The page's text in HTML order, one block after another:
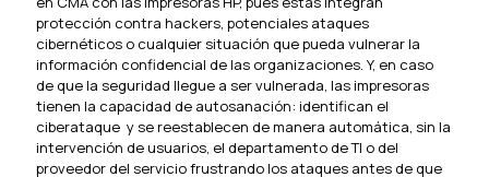
protección contra hackers, potenciales ataques
cibernéticos o cualquier situación que pueda vulnerar la
información confidencial de las organizaciones. Y, en caso
de que la seguridad llegue a ser vulnerada, las impresoras
tienen la capacidad de autosanación: identifican el
ciberataque y se reestablecen de manera automática, sin la
intervención de usuarios, el departamento de TI o del
proveedor del servicio frustrando los ataques antes de que